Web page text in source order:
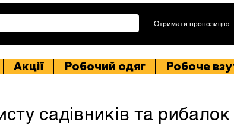
Отримати пропозицію
Акції Робочий одяг Робоче
садівників та рибалок